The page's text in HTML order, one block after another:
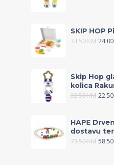
SKIP HOP
34.50KM 24.00
Skip Hop
kolica
32.50KM 22.50
HAPE
dostavu
73.50KM 58.50